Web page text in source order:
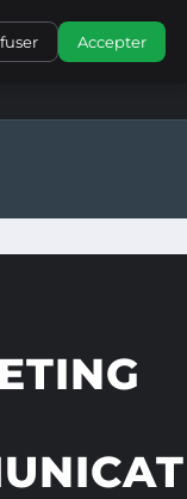
CONTACT
Accepter